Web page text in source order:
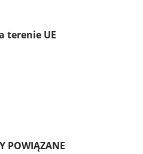
terenie UE
POWIĄZANE